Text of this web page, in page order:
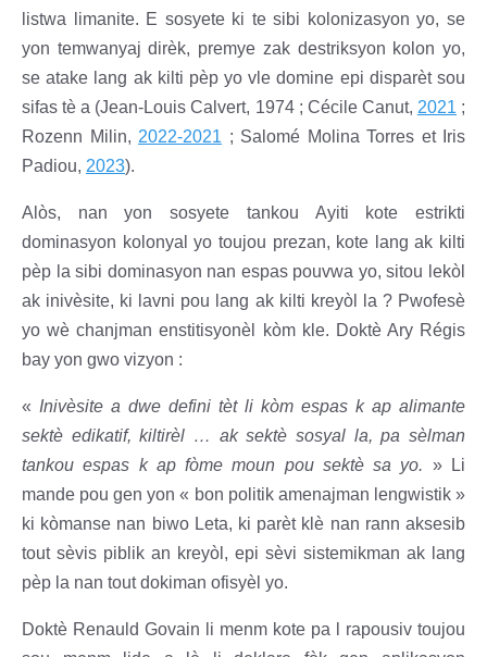
listwa limanite. E sosyete ki te sibi kolonizasyon yo, se
yon temwanyaj dirèk, premye zak destriksyon kolon yo,
se atake lang ak kilti pèp yo vle domine epi disparèt sou
sifas tè a (Jean-Louis Calvert, 1974 ; Cécile Canut, 2021 ;
Rozenn Milin, 2022-2021 ; Salomé Molina Torres et Iris
Padiou, 2023).
Alòs, nan yon sosyete tankou Ayiti kote estrikti
dominasyon kolonyal yo toujou prezan, kote lang ak kilti
pèp la sibi dominasyon nan espas pouvwa yo, sitou lekòl
ak inivèsite, ki lavni pou lang ak kilti kreyòl la ? Pwofesè
yo wè chanjman enstitisyonèl kòm kle. Doktè Ary Régis
bay yon gwo vizyon :
« Inivèsite a dwe defini tèt li kòm espas k ap alimante
sektè edikatif, kiltirèl … ak sektè sosyal la, pa sèlman
tankou espas k ap fòme moun pou sektè sa yo. » Li
mande pou gen yon « bon politik amenajman lengwistik »
ki kòmanse nan biwo Leta, ki parèt klè nan rann aksesib
tout sèvis piblik an kreyòl, epi sèvi sistemikman ak lang
pèp la nan tout dokiman ofisyèl yo.
Doktè Renauld Govain li menm kote pa l rapousiv toujou